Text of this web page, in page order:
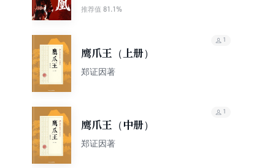
推荐值 81.1%
鹰爪王（上册）
郑证因著
1
鹰爪王（中册）
郑证因著
1